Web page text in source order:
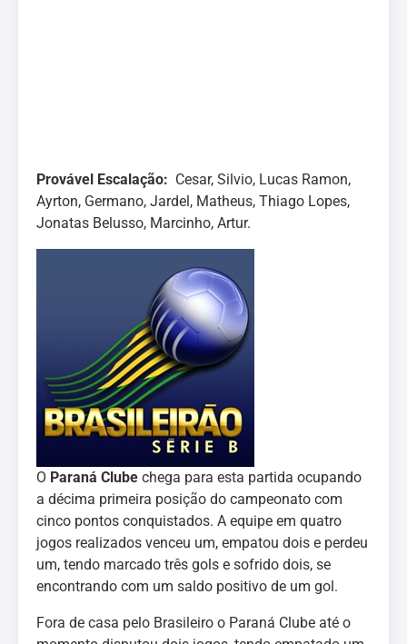
Provável Escalação: Cesar, Silvio, Lucas Ramon,
Ayrton, Germano, Jardel, Matheus, Thiago Lopes,
Jonatas Belusso, Marcinho, Artur.
O Paraná Clube chega para esta partida ocupando
a décima primeira posição do campeonato com
cinco pontos conquistados. A equipe em quatro
jogos realizados venceu um, empatou dois e perdeu
um, tendo marcado três gols e sofrido dois, se
encontrando com um saldo positivo de um gol.
Fora de casa pelo Brasileiro o Paraná Clube até o